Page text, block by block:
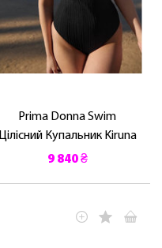
Prima Donna Swim
Цілісний Купальник Kiruna
9 840 ₴